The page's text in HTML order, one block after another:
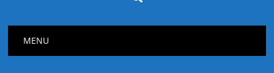
Main menu
MENU